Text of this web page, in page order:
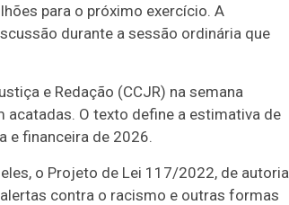
para o próximo exercício. A
durante a sessão ordinária que
e Redação (CCJR) na semana
O texto define a estimativa de
e financeira de 2026.
o Projeto de Lei 117/2022, de autoria
contra o racismo e outras formas